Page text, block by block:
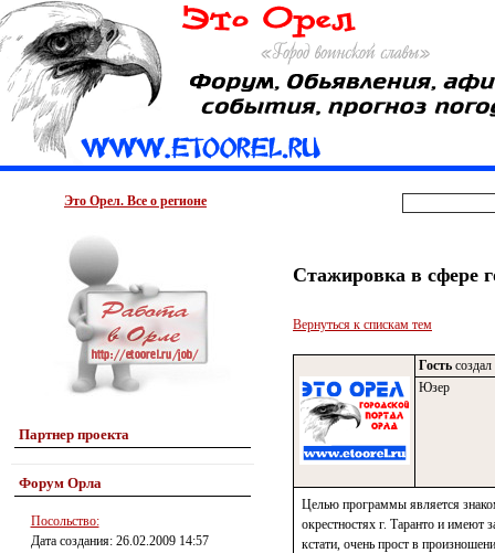
Это Орел. Все о регионе
Партнер проекта
Форум Орла
Посольство:
Дата создания: 26.02.2009 14:57
Стажировка в сфере
Вернуться к спискам тем
Гость
Юзер
Целью программы является
окрестностях г. Таранто и имеют
кстати, очень прост в